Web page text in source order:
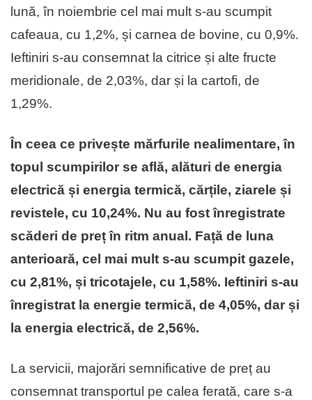
lună, în noiembrie cel mai mult s-au scumpit
cafeaua, cu 1,2%, și carnea de bovine, cu 0,9%.
Ieftiniri s-au consemnat la citrice și alte fructe
meridionale, de 2,03%, dar și la cartofi, de
1,29%.
În ceea ce privește mărfurile nealimentare, în
topul scumpirilor se află, alături de energia
electrică și energia termică, cărțile, ziarele și
revistele, cu 10,24%. Nu au fost înregistrate
scăderi de preț în ritm anual. Față de luna
anterioară, cel mai mult s-au scumpit gazele,
cu 2,81%, și tricotajele, cu 1,58%. Ieftiniri s-au
înregistrat la energie termică, de 4,05%, dar și
la energia electrică, de 2,56%.
La servicii, majorări semnificative de preț au
consemnat transportul pe calea ferată, care s-a